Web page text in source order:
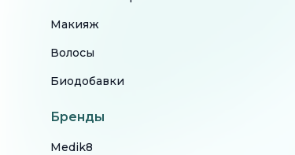
Макияж
Волосы
Биодобавки
Бренды
Medik8